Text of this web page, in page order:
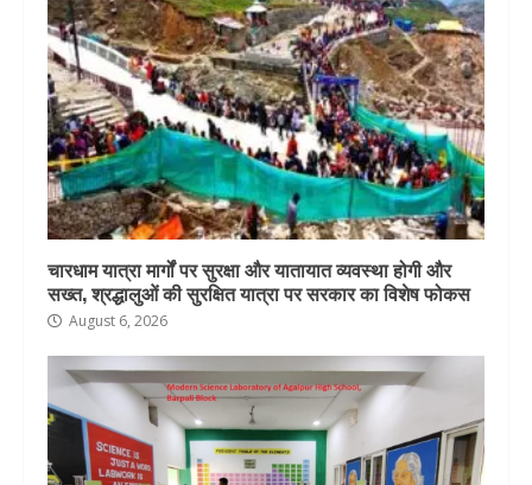
चारधाम यात्रा मार्गों पर सुरक्षा और यातायात व्यवस्था होगी और
सख्त, श्रद्धालुओं की सुरक्षित यात्रा पर सरकार का विशेष फोकस
August 6, 2026